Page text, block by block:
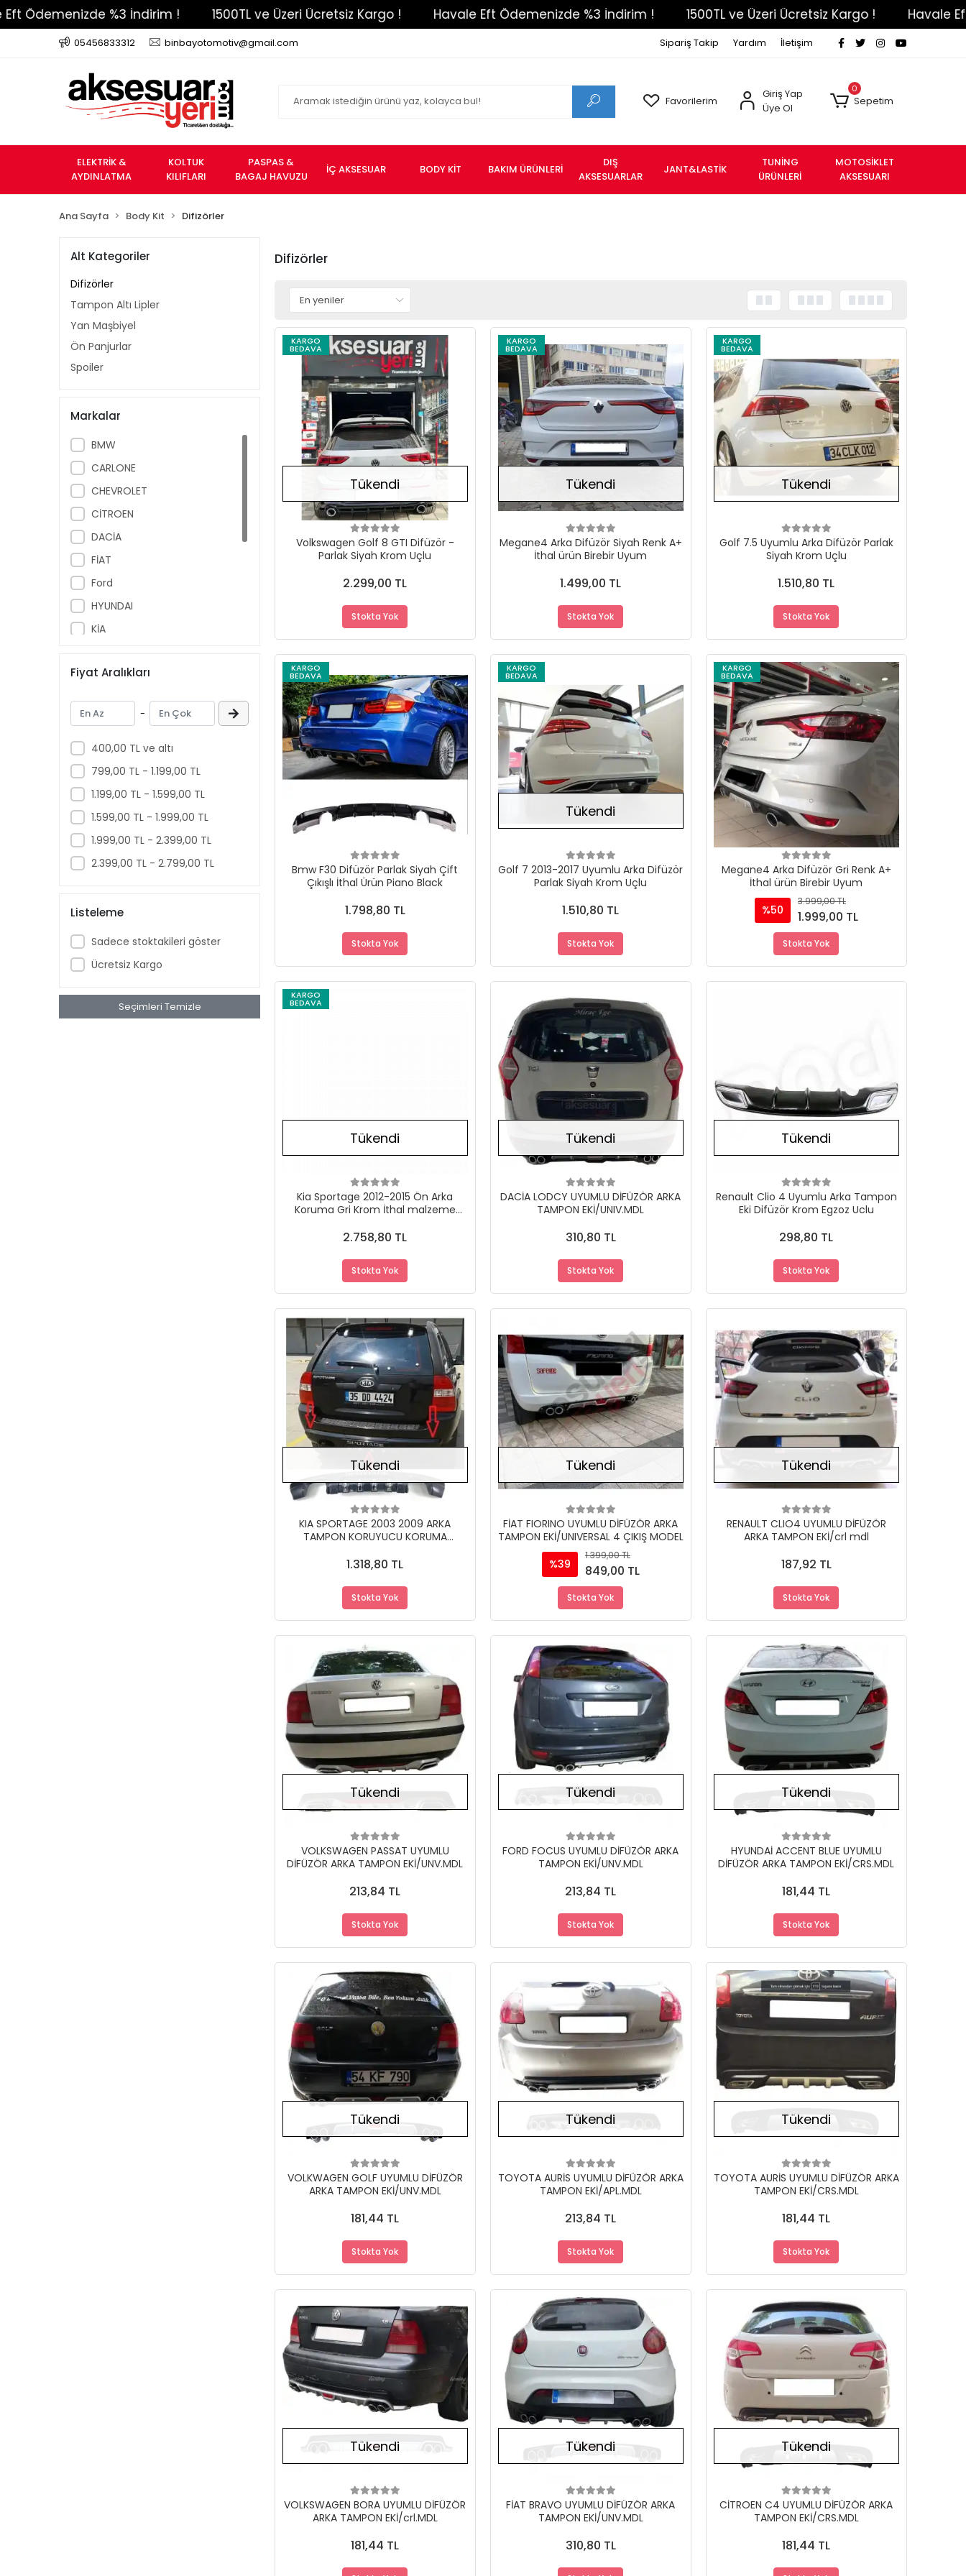
%3 İndirim ! 1500TL ve Üzeri Ücretsiz Kargo ! Havale Eft Ödemenizde %3 İndirim ! 1500TL ve Üzeri Ücretsiz Kargo ! Havale Eft
05456833312 binbayotomotiv@gmail.com Sipariş Takip Yardım İletişim
Favorilerim
Giriş Yap
Üye Ol
0
Sepetim
ELEKTRİK &
AYDINLATMA
KOLTUK
KILIFLARI
PASPAS &
BAGAJ HAVUZU
İÇ AKSESUAR BODY KİT BAKIM ÜRÜNLERİ
DIŞ
AKSESUARLAR
JANT&LASTİK
TUNİNG
ÜRÜNLERİ
MOTOSİKLET
AKSESUARI
Ana Sayfa Body Kit Difizörler
Alt Kategoriler
Difizörler
Tampon Altı Lipler
Yan Maşbiyel
Ön Panjurlar
Spoiler
Markalar
BMW
CARLONE
CHEVROLET
CİTROEN
DACİA
FİAT
Ford
HYUNDAI
KİA
OPEL
PEUGEOT
RENAULT
SKODA
TOYOTA
VOLKSWAGEN
Fiyat Aralıkları
-
400,00 TL ve altı
799,00 TL - 1.199,00 TL
1.199,00 TL - 1.599,00 TL
1.599,00 TL - 1.999,00 TL
1.999,00 TL - 2.399,00 TL
2.399,00 TL - 2.799,00 TL
Listeleme
Sadece stoktakileri göster
Ücretsiz Kargo
Seçimleri Temizle
Difizörler
KARGO
BEDAVA Stokta Yok
Tükendi
Volkswagen Golf 8 GTI Difüzör -
Parlak Siyah Krom Uçlu
2.299,00 TL
Stokta Yok
KARGO
BEDAVA Stokta Yok
Tükendi
Megane4 Arka Difüzör Siyah Renk A+
İthal ürün Birebir Uyum
1.499,00 TL
Stokta Yok
KARGO
BEDAVA
Tükendi
Golf 7.5 Uyumlu Arka Difüzör Parlak
Siyah Krom Uçlu
1.510,80 TL
Stokta Yok
KARGO
BEDAVA Stokta Yok
Bmw F30 Difüzör Parlak Siyah Çift
Çıkışlı İthal Ürün Piano Black
1.798,80 TL
Stokta Yok
KARGO
BEDAVA Stokta Yok
Tükendi
Golf 7 2013-2017 Uyumlu Arka Difüzör
Parlak Siyah Krom Uçlu
1.510,80 TL
Stokta Yok
KARGO
BEDAVA Stokta Yok
Megane4 Arka Difüzör Gri Renk A+
İthal ürün Birebir Uyum
%50
3.999,00 TL
1.999,00 TL
Stokta Yok
KARGO
BEDAVA
Tükendi
Kia Sportage 2012-2015 Ön Arka
Koruma Gri Krom İthal malzeme
2.758,80 TL
Stokta Yok
Stokta Yok
Tükendi
DACİA LODCY UYUMLU DİFÜZÖR ARKA
TAMPON EKİ/UNIV.MDL
310,80 TL
Stokta Yok
Tükendi
Renault Clio 4 Uyumlu Arka Tampon
Eki Difüzör Krom Egzoz Uclu
298,80 TL
Stokta Yok
Stokta Yok
Tükendi
KIA SPORTAGE 2003 2009 ARKA
TAMPON KORUYUCU KORUMA
1.318,80 TL
Stokta Yok
Stokta Yok
Tükendi
FİAT FIORINO UYUMLU DİFÜZÖR ARKA
TAMPON EKİ/UNIVERSAL 4 ÇIKIŞ MODEL
%39
1.399,00 TL
849,00 TL
Stokta Yok
Stokta Yok
Tükendi
RENAULT CLIO4 UYUMLU DİFÜZÖR
ARKA TAMPON EKİ/crl mdl
187,92 TL
Stokta Yok
Stokta Yok
Tükendi
VOLKSWAGEN PASSAT UYUMLU
DİFÜZÖR ARKA TAMPON EKİ/UNV.MDL
213,84 TL
Stokta Yok
Stokta Yok
Tükendi
FORD FOCUS UYUMLU DİFÜZÖR ARKA
TAMPON EKİ/UNV.MDL
213,84 TL
Stokta Yok
Stokta Yok
Tükendi
HYUNDAİ ACCENT BLUE UYUMLU
DİFÜZÖR ARKA TAMPON EKİ/CRS.MDL
181,44 TL
Stokta Yok
Stokta Yok
Tükendi
VOLKWAGEN GOLF UYUMLU DİFÜZÖR
ARKA TAMPON EKİ/UNV.MDL
181,44 TL
Stokta Yok
Stokta Yok
Tükendi
TOYOTA AURİS UYUMLU DİFÜZÖR ARKA
TAMPON EKİ/APL.MDL
213,84 TL
Stokta Yok
Stokta Yok
Tükendi
TOYOTA AURİS UYUMLU DİFÜZÖR ARKA
TAMPON EKİ/CRS.MDL
181,44 TL
Stokta Yok
Stokta Yok
Tükendi
VOLKSWAGEN BORA UYUMLU DİFÜZÖR
ARKA TAMPON EKİ/crl.MDL
181,44 TL
Stokta Yok
Tükendi
FİAT BRAVO UYUMLU DİFÜZÖR ARKA
TAMPON EKİ/UNV.MDL
310,80 TL
Stokta Yok
Tükendi
CİTROEN C4 UYUMLU DİFÜZÖR ARKA
TAMPON EKİ/CRS.MDL
181,44 TL